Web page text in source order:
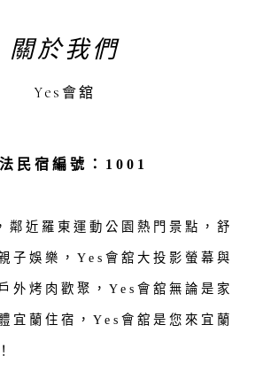
關於我們
Yes會舘
民宿編號：1001
鄰近羅東運動公園熱門景點，舒
子娛樂，Yes會舘大投影螢幕與
外烤肉歡聚，Yes會舘無論是家
宜蘭住宿，Yes會舘是您來宜蘭